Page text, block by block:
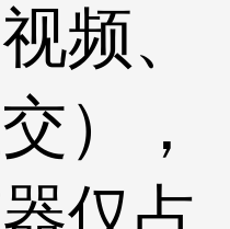
频、
），